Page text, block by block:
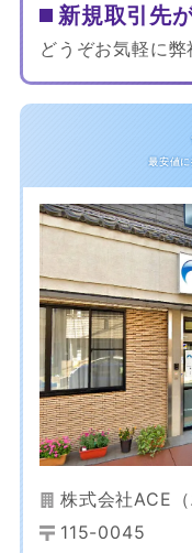
新規取引先
どうぞお気軽に弊
株式会社ACE（
115-0045